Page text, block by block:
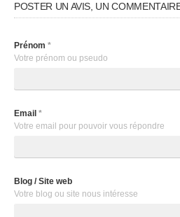
POSTER UN AVIS, UN
Prénom *
Votre prénom ou pseudo
Email *
Votre email pour pouvoir vous répondre
Blog / Site web
Votre blog ou site nous intéresse